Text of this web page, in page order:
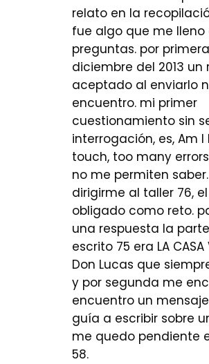
relato en la
fue algo que me lleno
preguntas. por
diciembre del 2013 un
aceptado al enviarlo
encuentro. mi primer
cuestionamiento sin
interrogación, es, Am
touch, too many
no me permiten
dirigirme al taller 76,
obligado como reto.
una respuesta la
escrito 75 era LA CASA
Don Lucas que
y por segunda me
encuentro un
guía a escribir sobre
me quedo pendiente
58.